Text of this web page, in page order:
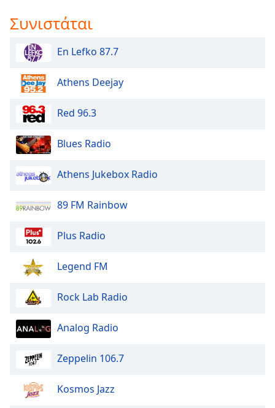
Συνιστάται
En Lefko 87.7
Athens Deejay
Red 96.3
Blues Radio
Athens Jukebox Radio
89 FM Rainbow
Plus Radio
Legend FM
Rock Lab Radio
Analog Radio
Zeppelin 106.7
Kosmos Jazz